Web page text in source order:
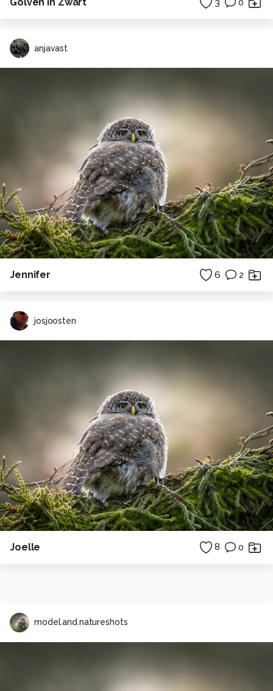
Golven in Zwart 3 0
anjavast
Jennifer 6 2
josjoosten
Joelle 8 0
model.and.natureshots